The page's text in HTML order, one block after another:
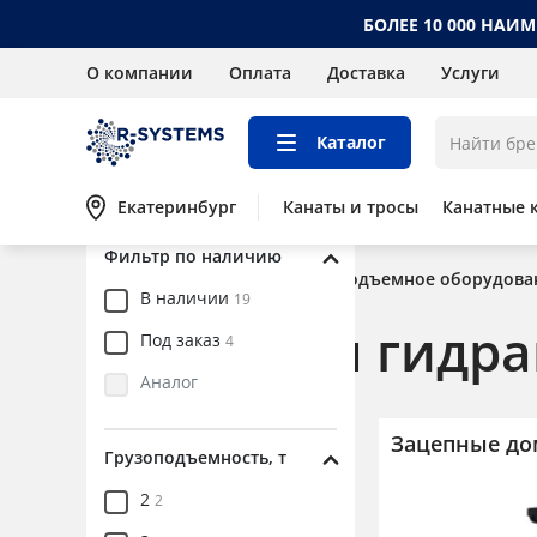
БОЛЕЕ 10 000
О компании Оплата Доставка Услуги
Каталог
Екатеринбург Канаты и тросы Канатные
Грузоподъемное
Домкраты
Грузоподъемное
оборудование
Захваты
Цена, руб.
от
Фильтр по наличию
В наличии 19
Под заказ 4
Аналог
Грузоподъемность, т
2 2
Зацепные